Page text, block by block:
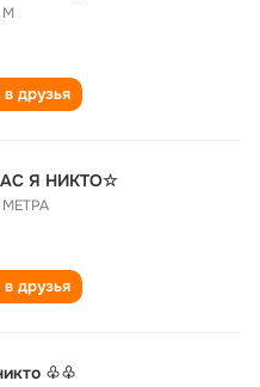
M
друзья
Я НИКТО☆
друзья
♧♧